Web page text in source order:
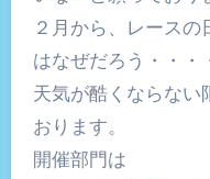
２月から、レース
はなぜだろう・・・
天気が酷くならない
おります。
開催部門は